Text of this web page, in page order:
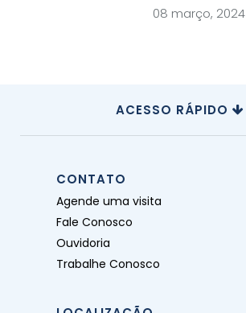
08 março, 2024
ACESSO RÁPIDO
CONTATO
Agende uma visita
Fale Conosco
Ouvidoria
Trabalhe Conosco